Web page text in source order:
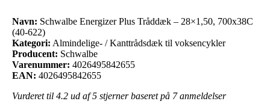
Navn: Schwalbe Energizer Plus Tråddæk – 28×1,50, 700x38C
(40-622)
Kategori: Almindelige- / Kanttrådsdæk til voksencykler
Producent: Schwalbe
Varenummer: 4026495842655
EAN: 4026495842655
Vurderet til 4.2 ud af 5 stjerner baseret på 7anmeldelser